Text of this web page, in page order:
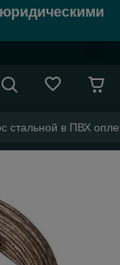
стальной в ПВХ